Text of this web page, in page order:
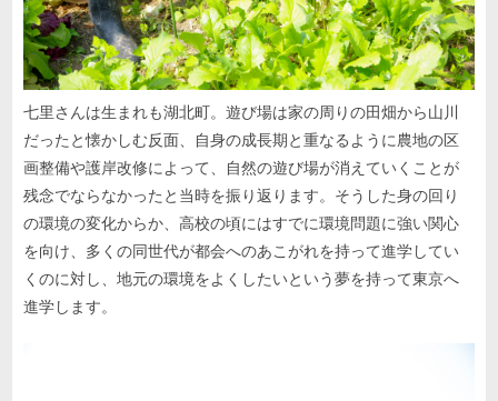
七里さんは生まれも湖北町。遊び場は家の周りの田畑から山川
だったと懐かしむ反面、自身の成長期と重なるように農地の区
画整備や護岸改修によって、自然の遊び場が消えていくことが
残念でならなかったと当時を振り返ります。そうした身の回り
の環境の変化からか、高校の頃にはすでに環境問題に強い関心
を向け、多くの同世代が都会へのあこがれを持って進学してい
くのに対し、地元の環境をよくしたいという夢を持って東京へ
進学します。